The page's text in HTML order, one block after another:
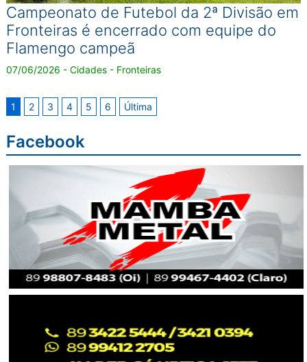
Campeonato de Futebol da 2ª Divisão em
Fronteiras é encerrado com equipe do
Flamengo campeã
07/06/2026 - Cidades - Fronteiras
1 2 3 4 5 6 Última
Facebook